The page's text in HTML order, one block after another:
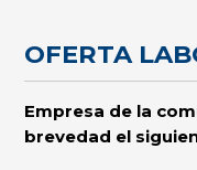
OFERTA
Empresa de la
brevedad el